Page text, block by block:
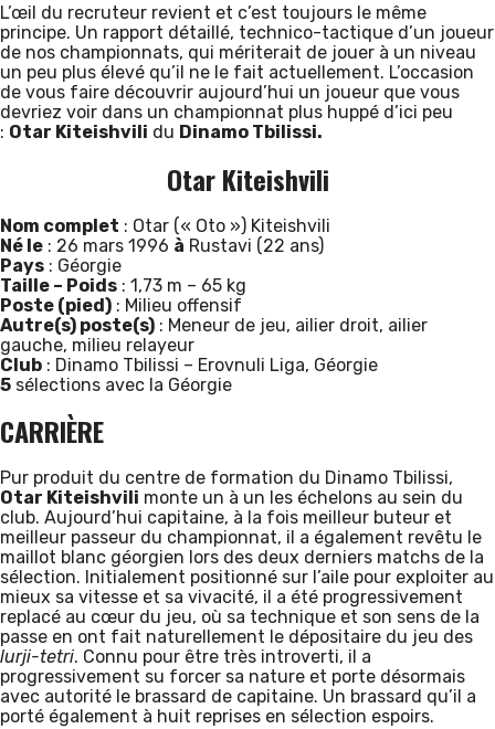
L’œil du recruteur revient et c’est toujours le même
principe. Un rapport détaillé, technico-tactique d’un joueur
de nos championnats, qui mériterait de jouer à un niveau
un peu plus élevé qu’il ne le fait actuellement. L’occasion
de vous faire découvrir aujourd’hui un joueur que vous
devriez voir dans un championnat plus huppé d’ici peu
: Otar Kiteishvili du Dinamo Tbilissi.
Otar Kiteishvili
Nom complet : Otar (« Oto ») Kiteishvili
Né le : 26 mars 1996 à Rustavi (22 ans)
Pays : Géorgie
Taille – Poids : 1,73 m – 65 kg
Poste (pied) : Milieu offensif
Autre(s) poste(s) : Meneur de jeu, ailier droit, ailier
gauche, milieu relayeur
Club : Dinamo Tbilissi – Erovnuli Liga, Géorgie
5 sélections avec la Géorgie
CARRIÈRE
Pur produit du centre de formation du Dinamo Tbilissi,
Otar Kiteishvili monte un à un les échelons au sein du
club. Aujourd’hui capitaine, à la fois meilleur buteur et
meilleur passeur du championnat, il a également revêtu le
maillot blanc géorgien lors des deux derniers matchs de la
sélection. Initialement positionné sur l’aile pour exploiter au
mieux sa vitesse et sa vivacité, il a été progressivement
replacé au cœur du jeu, où sa technique et son sens de la
passe en ont fait naturellement le dépositaire du jeu des
lurji-tetri. Connu pour être très introverti, il a
progressivement su forcer sa nature et porte désormais
avec autorité le brassard de capitaine. Un brassard qu’il a
porté également à huit reprises en sélection espoirs.